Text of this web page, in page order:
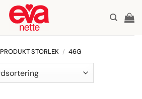
PRODUKT STORLEK / 46G